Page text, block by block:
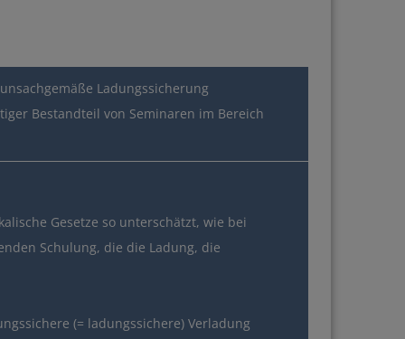
Ladungssicherung
Bestandteil von Seminaren im Bereich
Gesetze so unterschätzt, wie bei
Schulung, die die Ladung, die
(= ladungssichere) Verladung